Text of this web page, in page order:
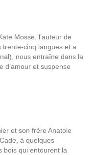
Mosse, l’auteur de
cinq langues et a
nous entraîne dans la
d’amour et suspense
et son frère Anatole
à quelques
bois qui entourent la